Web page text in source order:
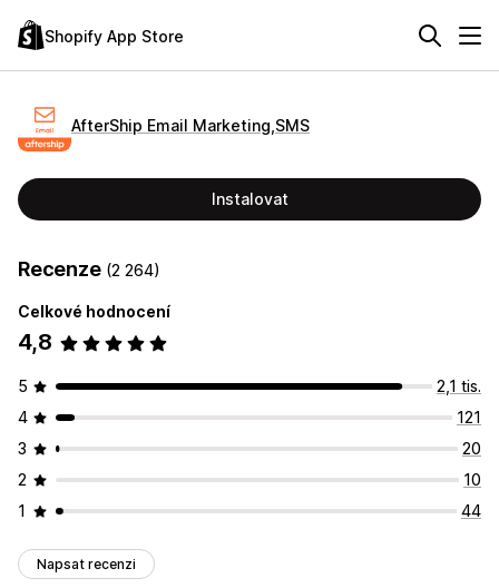
Shopify App Store
AfterShip Email Marketing,SMS
Instalovat
Recenze (2 264)
Celkové hodnocení
4,8
5
2,1 tis.
4
121
3
20
2
10
1
44
Napsat recenzi